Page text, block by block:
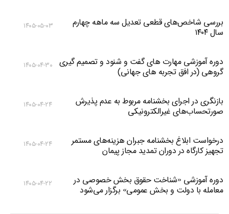
بررسی شاخص‌های قطعی تعدیل سه ماهه چهارم
سال ۱۴۰۴
۱۴۰۵-۰۵-۰۳
دوره آموزشی مهارت های گفت و شنود و تصمیم گیری
گروهی (در افق تجربه های جهانی)
۱۴۰۵-۰۴-۳۰
بازنگری در اجرای بخشنامه مربوط به عدم پذیرش
صورتحساب‌های غیرالکترونیکی
۱۴۰۵-۰۴-۲۴
درخواست ابلاغ بخشنامه جبران هزینه‌های مستمر
تجهیز کارگاه در دوران تمدید مجاز پیمان
۱۴۰۵-۰۴-۲۴
دوره آموزشی «شناخت حقوق بخش خصوصی در
معامله با دولت و بخش عمومی» برگزار می‌شود
۱۴۰۵-۰۴-۲۲